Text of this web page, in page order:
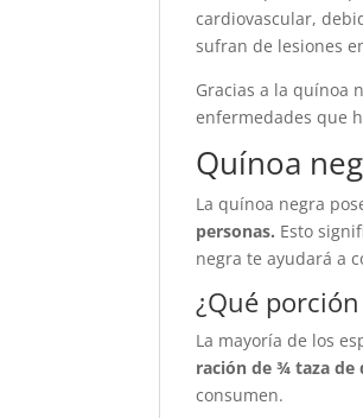
cardiovascular,
sufran de lesiones
Gracias a la quínoa
enfermedades que
Quínoa
La quínoa negra
personas. Esto
negra te ayudará a
¿Qué
La mayoría de los
ración de ¾ taza de
consumen.